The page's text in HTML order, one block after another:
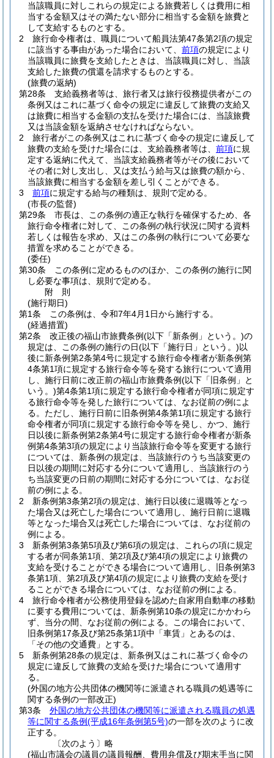
当該職員に対しこれらの規定による旅費若しくは費用に相
当する金額又はその満たない部分に相当する金額を旅費と
して支給するものとする。
2
旅行命令権者は、職員について船員法第47条第2項の規定
に該当する事由があった場合において、 前項の規定により
当該職員に旅費を支給したときは、当該職員に対し、当該
支給した旅費の償還を請求するものとする。
(旅費の返納)
第28条
支給義務者等は、旅行者又は旅行役務提供者がこの
条例又はこれに基づく命令の規定に違反して旅費の支給又
は旅費に相当する金額の支払を受けた場合には、当該旅費
又は当該金額を返納させなければならない。
2
旅行者がこの条例又はこれに基づく命令の規定に違反して
旅費の支給を受けた場合には、支給義務者等は、 前項に規
定する返納に代えて、当該支給義務者等がその後において
その者に対し支出し、又は支払う給与又は旅費の額から、
当該旅費に相当する金額を差し引くことができる。
3
前項に規定する給与の種類は、規則で定める。
(市長の監督)
第29条
市長は、この条例の適正な執行を確保するため、各
旅行命令権者に対して、この条例の執行状況に関する資料
若しくは報告を求め、又はこの条例の執行について必要な
措置を求めることができる。
(委任)
第30条
この条例に定めるもののほか、この条例の施行に関
し必要な事項は、規則で定める。
附 則
(施行期日)
第1条
この条例は、令和7年4月1日から施行する。
(経過措置)
第2条
改正後の福山市旅費条例(以下「新条例」という。)の
規定は、この条例の施行の日(以下「施行日」という。)以
後に新条例第2条第4号に規定する旅行命令権者が新条例第
4条第1項に規定する旅行命令等を発する旅行について適用
し、施行日前に改正前の福山市旅費条例(以下「旧条例」と
いう。)第4条第1項に規定する旅行命令権者が同項に規定す
る旅行命令等を発した旅行については、なお従前の例によ
る。 ただし、施行日前に旧条例第4条第1項に規定する旅行
命令権者が同項に規定する旅行命令等を発し、かつ、施行
日以後に新条例第2条第4号に規定する旅行命令権者が新条
例第4条第3項の規定により当該旅行命令等を変更する旅行
については、新条例の規定は、当該旅行のうち当該変更の
日以後の期間に対応する分について適用し、当該旅行のう
ち当該変更の日前の期間に対応する分については、なお従
前の例による。
2
新条例第3条第2項の規定は、施行日以後に退職等となっ
た場合又は死亡した場合について適用し、施行日前に退職
等となった場合又は死亡した場合については、なお従前の
例による。
3
新条例第3条第5項及び第6項の規定は、これらの項に規定
する者が同条第1項、第2項及び第4項の規定により旅費の
支給を受けることができる場合について適用し、旧条例第3
条第1項、第2項及び第4項の規定により旅費の支給を受け
ることができる場合については、なお従前の例による。
4
旅行命令権者が公務使用登録を認めた自家用自動車の移動
に要する費用については、新条例第10条の規定にかかわら
ず、当分の間、なお従前の例による。
この場合において、
旧条例第17条及び第25条第1項中「車賃」とあるのは、
「その他の交通費」とする。
5
新条例第28条の規定は、新条例又はこれに基づく命令の
規定に違反して旅費の支給を受けた場合について適用す
る。
(外国の地方公共団体の機関等に派遣される職員の処遇等に
関する条例の一部改正)
第3条
外国の地方公共団体の機関等に派遣される職員の処遇
等に関する条例(平成16年条例第5号)の一部を次のように改
正する。
〔次のよう〕略
(福山市議会の議員の議員報酬、費用弁償及び期末手当に関